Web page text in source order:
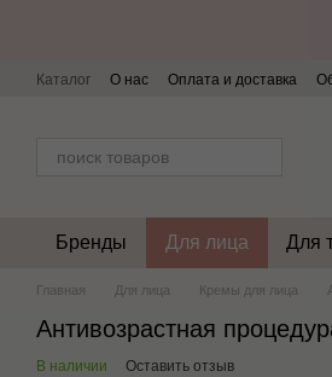
Каталог О нас Оплата и доставка
Бренды Для лица Для
Главная Для лица Кремы для лица
Антивозрастная
В наличии Оставить отзыв